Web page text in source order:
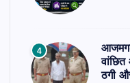
4
वांछित
ठगी